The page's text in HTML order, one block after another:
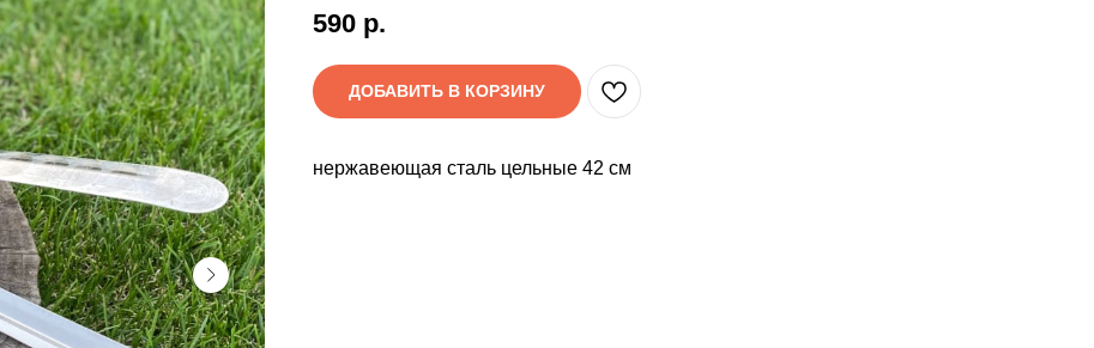
590 р.
ДОБАВИТЬ В КОРЗИНУ
нержавеющая сталь цельные 42 см